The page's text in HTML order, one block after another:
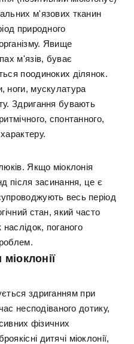
м'язових тканин
природного
Явище
м'язів, буває
поодиноких ділянок.
ноги, мускулатура
Здригання бувають
спонтанного,
Якщо міоклонія
після засинання, це є
весь період
стан, який часто
поганого
здриганням при
несподіваного дотику,
фізичних
дитячі міоклонії,